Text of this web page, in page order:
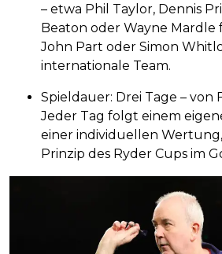
– etwa Phil Taylor, Dennis
Beaton oder Wayne Mardle
John Part oder Simon
internationale Team.
Spieldauer: Drei Tage – von
Jeder Tag folgt einem
einer individuellen
Prinzip des Ryder Cups im